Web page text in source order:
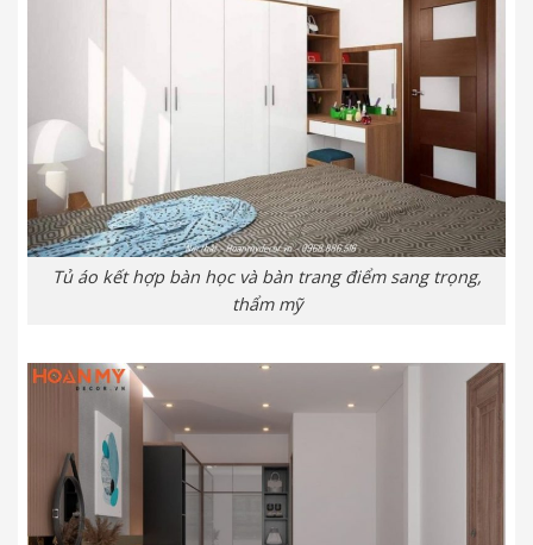
Tủ áo kết hợp bàn học và bàn trang điểm sang trọng,
thẩm mỹ